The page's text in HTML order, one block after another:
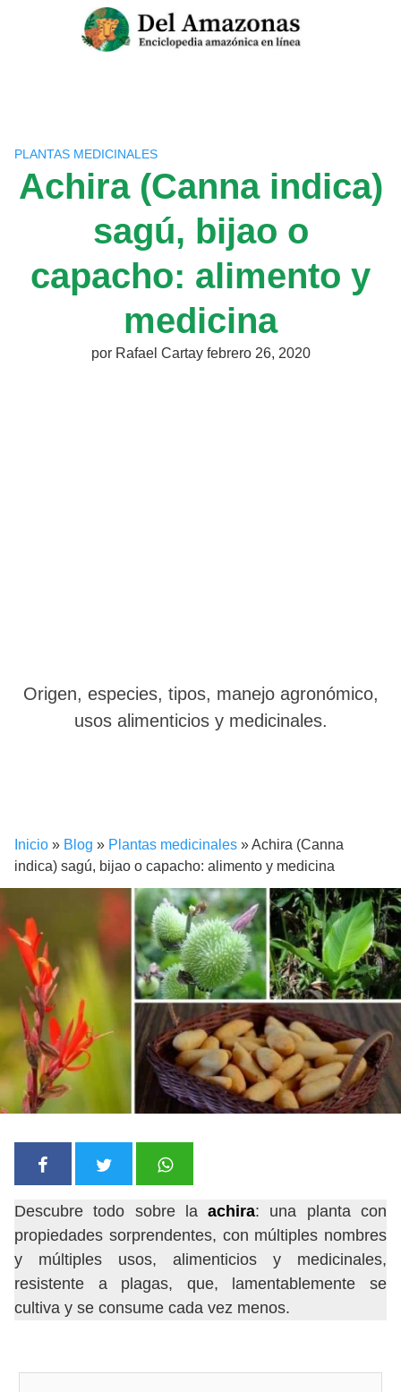
PLANTAS MEDICINALES
Achira (Canna indica)
sagú, bijao o
capacho: alimento y
medicina
por Rafael Cartay febrero 26, 2020
Origen, especies, tipos, manejo agronómico,
usos alimenticios y medicinales.
Inicio » Blog » Plantas medicinales »Achira (Canna
indica) sagú, bijao o capacho: alimento y medicina
Descubre todo sobre laachira: una planta con
propiedades sorprendentes, con múltiples nombres
y múltiples usos, alimenticios y medicinales,
resistente a plagas, que, lamentablemente se
cultiva y se consume cada vez menos.